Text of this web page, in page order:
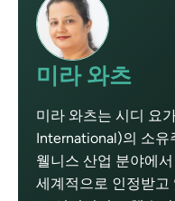
미라 와츠
미라 와츠는 시디 요
International)의 소유
웰니스 산업 분야에
세계적으로 인정받고